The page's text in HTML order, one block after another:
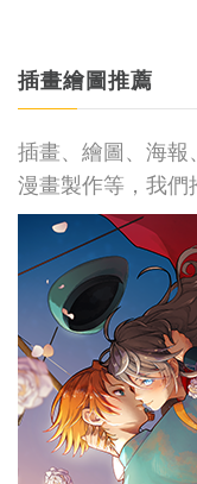
插畫繪圖推薦
插畫、繪圖、海報
漫畫製作等，我們